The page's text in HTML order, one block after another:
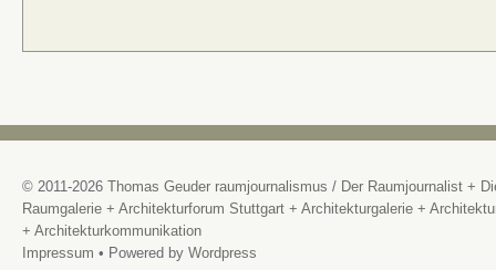
© 2011-2026 Thomas Geuder raumjournalismus / Der Raumjournalist +
Raumgalerie + Architekturforum Stuttgart + Architekturgalerie +
+ Architekturkommunikation
Impressum • Powered by Wordpress